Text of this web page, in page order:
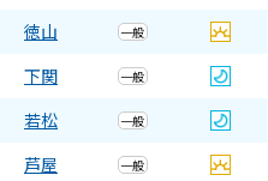
徳山
一般
下関
一般
若松
一般
芦屋
一般